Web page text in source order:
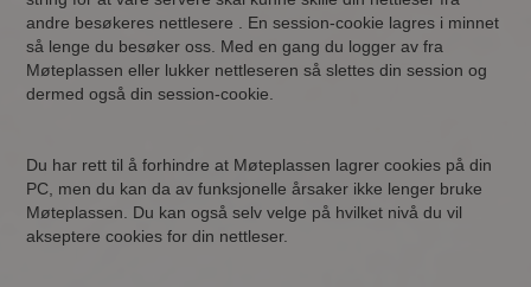
andre besøkeres nettlesere . En session-cookie lagres i minnet
så lenge du besøker oss. Med en gang du logger av fra
Møteplassen eller lukker nettleseren så slettes din session og
dermed også din session-cookie.
Du har rett til å forhindre at Møteplassen lagrer cookies på din
PC, men du kan da av funksjonelle årsaker ikke lenger bruke
Møteplassen. Du kan også selv velge på hvilket nivå du vil
akseptere cookies for din nettleser.